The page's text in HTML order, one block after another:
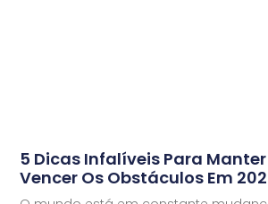
5 Dicas Infalíveis Para Manter
Vencer Os Obstáculos Em